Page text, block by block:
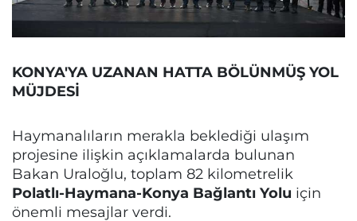
KONYA'YA UZANAN HATTA BÖLÜNMÜŞ YOL
MÜJDESİ
Haymanalıların merakla beklediği ulaşım
projesine ilişkin açıklamalarda bulunan
Bakan Uraloğlu, toplam 82 kilometrelik
Polatlı-Haymana-Konya Bağlantı Yolu için
önemli mesajlar verdi.